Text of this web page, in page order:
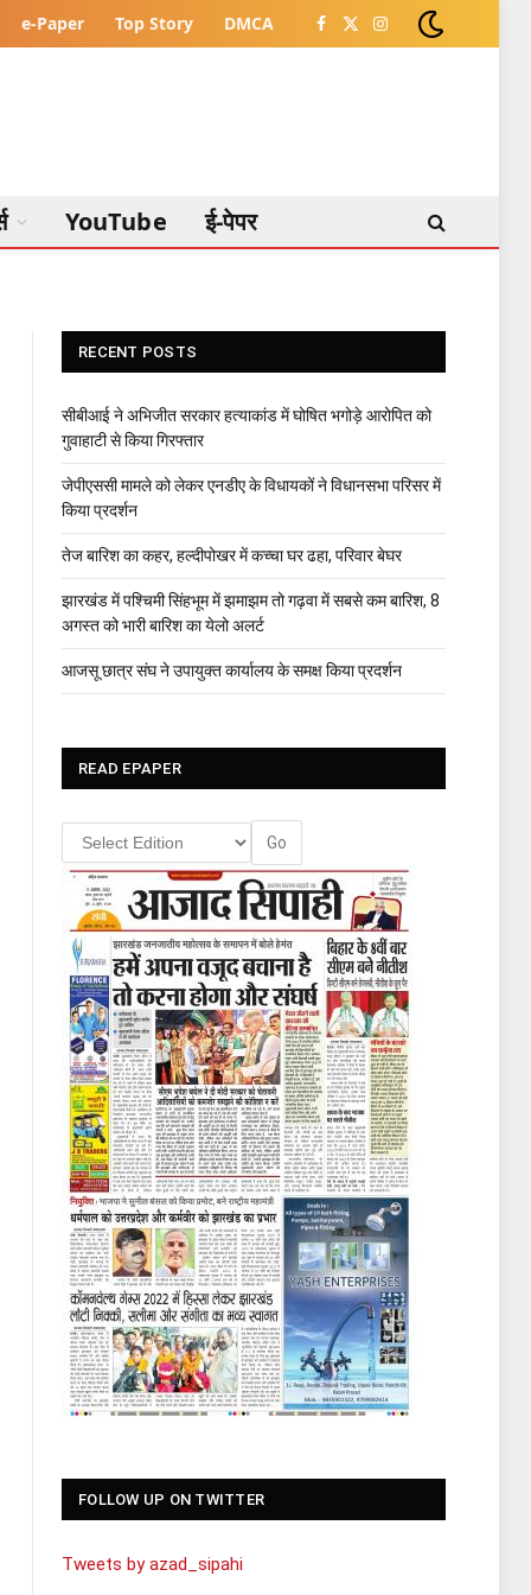
e-Paper Top Story DMCA Facebook
X
Instagram
YouTube ई-पेपर
RECENT POSTS
सीबीआई ने अभिजीत सरकार हत्याकांड में घोषित भगोड़े आरोपित को
गुवाहाटी से किया गिरफ्तार
जेपीएससी मामले को लेकर एनडीए के विधायकों ने विधानसभा परिसर में
किया प्रदर्शन
तेज बारिश का कहर, हल्दीपोखर में कच्चा घर ढहा, परिवार बेघर
झारखंड में पश्चिमी सिंहभूम में झमाझम तो गढ़वा में सबसे कम बारिश, 8
अगस्त को भारी बारिश का येलो अलर्ट
आजसू छात्र संघ ने उपायुक्त कार्यालय के समक्ष किया प्रदर्शन
READ EPAPER
FOLLOW UP ON TWITTER
Tweets by azad_sipahi